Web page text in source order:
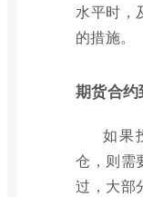
水平时，
的措施。
期货合
如果
仓，则需
过，大部